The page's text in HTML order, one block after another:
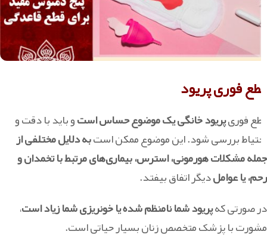
قطع فوری پریود
قطع فوریپریود خانگی یک موضوع حساس استو باید با دقت و
احتیاط بررسی شود. این موضوع ممکن استبه دلایل مختلفی از
جمله مشکلات هورمونی، استرس، بیماری‌های مرتبط با تخمدان و
رحم، یا عواملدیگر اتفاق بیفتد.
در صورتی کهپریود شما نامنظم شده یا خونریزی شما زیاد است،
مشورت با پزشک متخصص زنان بسیار حیاتی است.